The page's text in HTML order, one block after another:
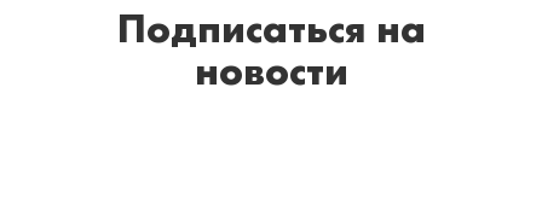
Подписаться на
новости